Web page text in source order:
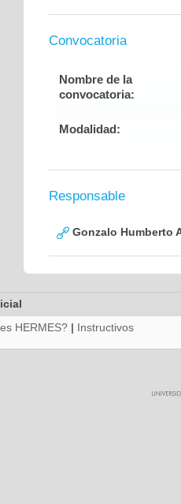
Convocatoria
Nombre de la
convocatoria:
Modalidad:
Responsable
Gonzalo Humberto
HERMES? | Instructivos